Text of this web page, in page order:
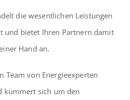
die wesentlichen Leistungen
und bietet Ihren Partnern damit
Hand an.
Team von Energieexperten
kümmert sich um den